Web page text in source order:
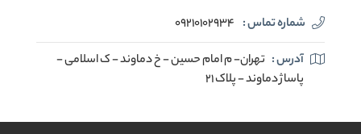
شماره تماس : 09210102934
آدرس : تهران- م امام حسین - خ دماوند - ک اسلامی -
پاساژ دماوند - پلاک 21